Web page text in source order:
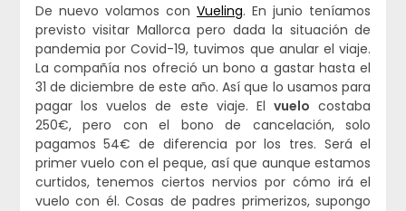
De nuevo volamos conVueling. En junio teníamos
previsto visitar Mallorca pero dada la situación de
pandemia por Covid-19, tuvimos que anular el viaje.
La compañía nos ofreció un bono a gastar hasta el
31 de diciembre de este año. Así que lo usamos para
pagar los vuelos de este viaje. Elvuelo costaba
250€, pero con el bono de cancelación, solo
pagamos 54€ de diferencia por los tres. Será el
primer vuelo con el peque, así que aunque estamos
curtidos, tenemos ciertos nervios por cómo irá el
vuelo con él. Cosas de padres primerizos, supongo